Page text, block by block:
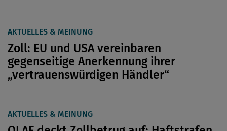
AKTUELLES & MEINUNG
Zoll: EU und USA vereinbaren
gegenseitige Anerkennung ihrer
„vertrauenswürdigen Händler“
AKTUELLES & MEINUNG